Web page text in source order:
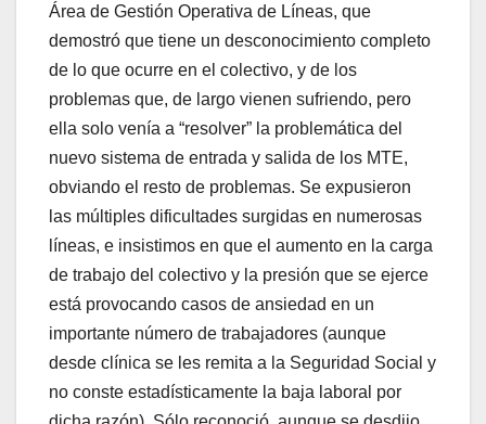
Área de Gestión Operativa de Líneas, que
demostró que tiene un desconocimiento completo
de lo que ocurre en el colectivo, y de los
problemas que, de largo vienen sufriendo, pero
ella solo venía a “resolver” la problemática del
nuevo sistema de entrada y salida de los MTE,
obviando el resto de problemas. Se expusieron
las múltiples dificultades surgidas en numerosas
líneas, e insistimos en que el aumento en la carga
de trabajo del colectivo y la presión que se ejerce
está provocando casos de ansiedad en un
importante número de trabajadores (aunque
desde clínica se les remita a la Seguridad Social y
no conste estadísticamente la baja laboral por